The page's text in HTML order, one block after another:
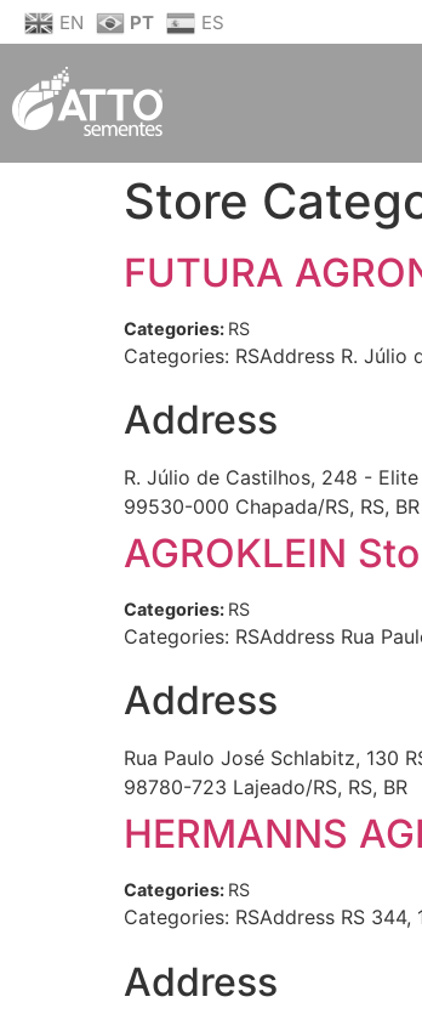
EN PT ES
Store
FUTURA
Categories: RS
Categories: RSAddress R.
Address
R. Júlio de Castilhos, 248 - Elite
99530-000 Chapada/RS, RS, BR
AGROKLEIN
Categories: RS
Categories: RSAddress Rua
Address
Rua Paulo José Schlabitz, 130
98780-723 Lajeado/RS, RS, BR
HERMANNS
Categories: RS
Categories: RSAddress RS
Address